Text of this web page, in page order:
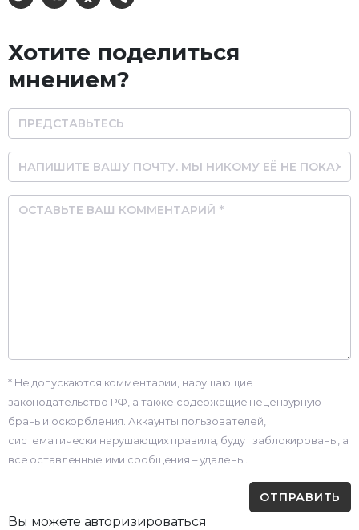
Хотите поделиться
мнением?
Name
Email
Comment
* Не допускаются комментарии, нарушающие
законодательство РФ, а также содержащие нецензурную
брань и оскорбления. Аккаунты пользователей,
систематически нарушающих правила, будут заблокированы, а
все оставленные ими сообщения – удалены.
Вы можете авторизироваться